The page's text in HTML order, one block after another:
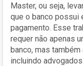
Master, ou seja,
que o banco possui
pagamento. Esse
requer não apenas
banco, mas
incluindo